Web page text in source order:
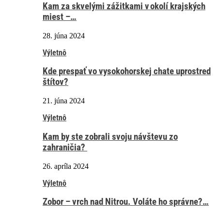
Kam za skvelými zážitkami v okolí krajských
miest –…
28. júna 2024
Výletnô
Kde prespať vo vysokohorskej chate uprostred
štítov?
21. júna 2024
Výletnô
Kam by ste zobrali svoju návštevu zo
zahraničia?
26. apríla 2024
Výletnô
Zobor – vrch nad Nitrou. Voláte ho správne?…